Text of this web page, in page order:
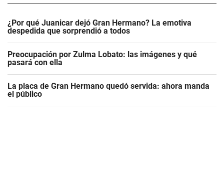
¿Por qué Juanicar dejó Gran Hermano? La emotiva
despedida que sorprendió a todos
Preocupación por Zulma Lobato: las imágenes y qué
pasará con ella
La placa de Gran Hermano quedó servida: ahora manda
el público